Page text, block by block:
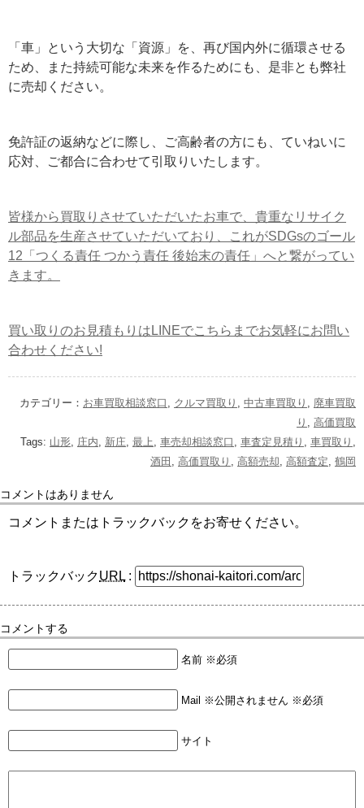
「車」という大切な「資源」を、再び国内外に循環させる
ため、また持続可能な未来を作るためにも、是非とも弊社
に売却ください。
免許証の返納などに際し、ご高齢者の方にも、ていねいに
応対、ご都合に合わせて引取りいたします。
皆様から買取りさせていただいたお車で、貴重なリサイク
ル部品を生産させていただいており、これがSDGsのゴール
12「つくる責任 つかう責任 後始末の責任」へと繋がってい
きます。
買い取りのお見積もりはLINEでこちらまでお気軽にお問い
合わせください!
カテゴリー： お車買取相談窓口 クルマ買取り 中古車買取り
廃車買取
り
高価買取
Tags: 山形 庄内 新庄 最上 車売却相談窓口 車査定見積り 車買取り
酒田
高価買取り 高額売却 高額査定 鶴岡
コメントはありません
コメントまたはトラックバックをお寄せください。
トラックバックURL :
コメントする
名前 ※必須
Mail ※公開されません ※必須
サイト